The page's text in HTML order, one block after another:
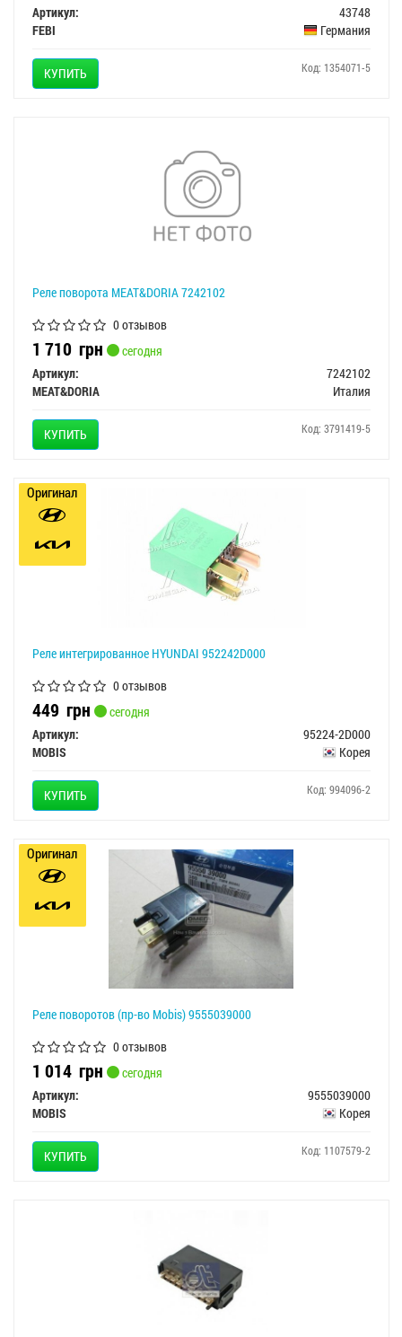
Артикул:
43748
FEBI
Германия
КУПИТЬ Код: 1354071-5
Реле поворота MEAT&DORIA 7242102
0 отзывов
1 710 грн
сегодня
Артикул:
7242102
MEAT&DORIA
Италия
КУПИТЬ Код: 3791419-5
Реле интегрированное HYUNDAI 952242D000
0 отзывов
449 грн
сегодня
Артикул:
95224-2D000
MOBIS
Корея
КУПИТЬ Код: 994096-2
Оригинал
Реле поворотов (пр-во Mobis) 9555039000
0 отзывов
1 014 грн
сегодня
Артикул:
9555039000
MOBIS
Корея
КУПИТЬ Код: 1107579-2
Оригинал